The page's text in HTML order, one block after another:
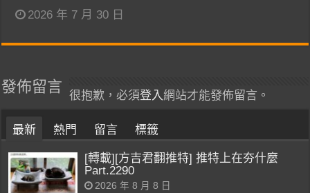
2026 年 7 月 30 日
發佈留言
很抱歉，必須登入網站才能發佈留言。
最新 熱門 留言 標籤
[轉載][方吉君翻推特] 推特上在夯什麼
Part.2290
2026 年 8 月 8 日